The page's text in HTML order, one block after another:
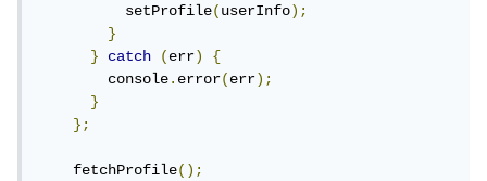
          setProfile
(userInfo);
}
}
catch (err)
{
        console
.error(err);
}
};
    fetchProfile
();